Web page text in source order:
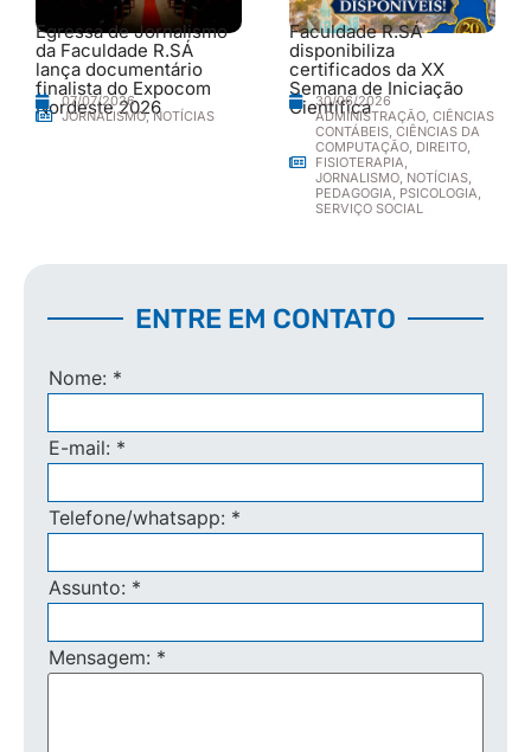
Egressa de Jornalismo
da Faculdade R.SÁ
lança documentário
finalista do Expocom
Nordeste 2026
07/07/2026
JORNALISMO,NOTÍCIAS
Faculdade R.SÁ
disponibiliza
certificados da XX
Semana de Iniciação
Científica
30/06/2026
ADMINISTRAÇÃO CIÊNCIAS
CONTÁBEIS CIÊNCIAS DA
COMPUTAÇÃO DIREITO
FISIOTERAPIA
JORNALISMO NOTÍCIAS
PEDAGOGIA PSICOLOGIA
SERVIÇO SOCIAL
ENTRE EM CONTATO
Nome: *
E-mail: *
Telefone/whatsapp: *
Assunto: *
Mensagem: *